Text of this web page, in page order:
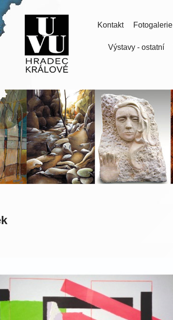
Fotogalerie
Kontakt
Výstavy - ostatní